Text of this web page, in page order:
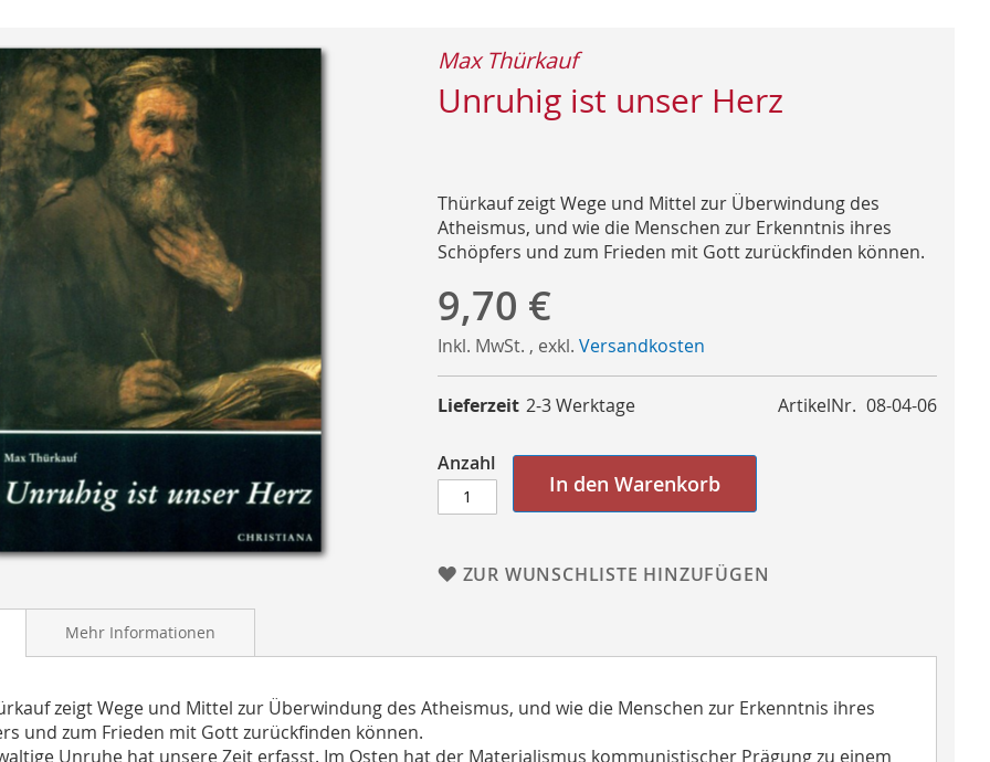
Unruhig ist unser Herz
Max Thürkauf
Thürkauf zeigt Wege und Mittel zur Überwindung des
Atheismus, und wie die Menschen zur Erkenntnis ihres
Schöpfers und zum Frieden mit Gott zurückfinden können.
9,70 €
Inkl. MwSt. , exkl. Versandkosten
ArtikelNr. 08-04-06
Lieferzeit 2-3 Werktage
Anzahl
In den Warenkorb
ZUR WUNSCHLISTE HINZUFÜGEN
zeigt Wege und Mittel zur Überwindung des Atheismus, und wie die Menschen zur Erkenntnis ihres
und zum Frieden mit Gott zurückfinden können.
Unruhe hat unsere Zeit erfasst. Im Osten hat der Materialismus kommunistischer Prägung zu einem
Mehr Informationen